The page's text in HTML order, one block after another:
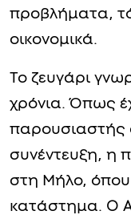
προβλήματα,
οικονομικά.
Το ζευγάρι
χρόνια. Όπως
παρουσιαστής
συνέντευξη, η
στη Μήλο, όπου
κατάστημα. Ο